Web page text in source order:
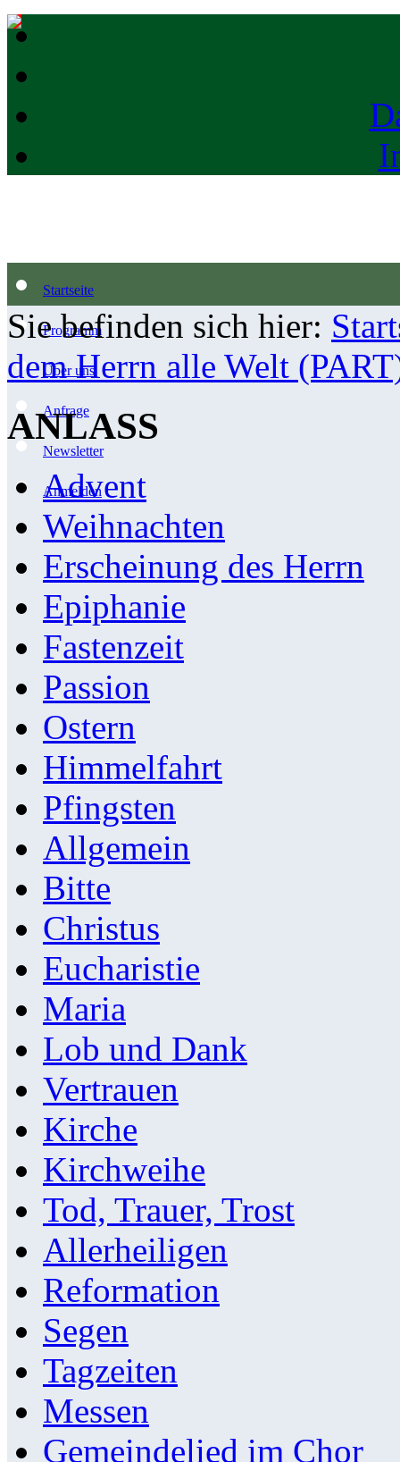
Startseite
Programm
Über uns
Anfrage
Newsletter
Anmelden
Sie befinden sich hier:
dem Herrn alle Welt
ANLASS
Advent
Weihnachten
Erscheinung des Herrn
Epiphanie
Fastenzeit
Passion
Ostern
Himmelfahrt
Pfingsten
Allgemein
Bitte
Christus
Eucharistie
Maria
Lob und Dank
Vertrauen
Kirche
Kirchweihe
Tod, Trauer, Trost
Allerheiligen
Reformation
Segen
Tagzeiten
Messen
Gemeindelied im Chor